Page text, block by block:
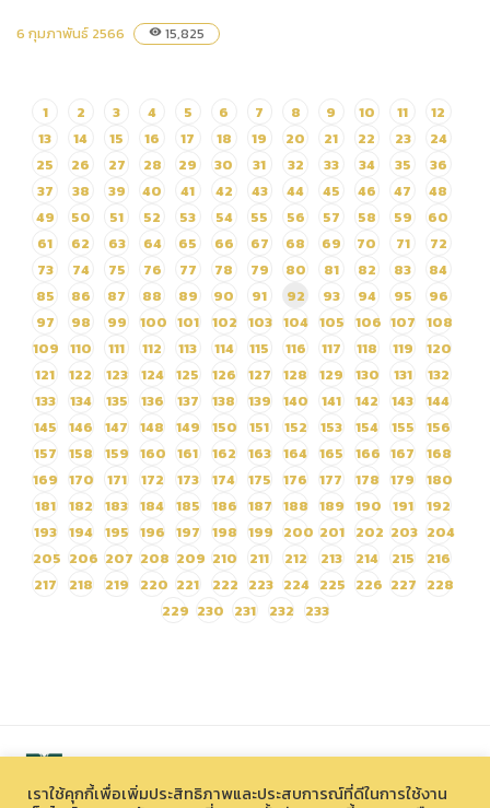
ปรับปรุงและซ่อมเเซมพื้นที่
ประกวดราคาอิเล็กทรอนิกส์
(e-bidding)
6 กุมภาพันธ์ 2566 visibility 15,825
1 2 3 4 5 6 7 8 9 10 11
12
13
14 15 16 17 18 19 20 21 22 23
24
25
26 27 28 29 30 31 32 33 34 35
36
37
38 39 40 41 42 43 44 45 46 47
48
49
50 51 52 53 54 55 56 57 58 59
60
61
62 63 64 65 66 67 68 69 70 71
72
73
74 75 76 77 78 79 80 81 82 83
84
85
86 87 88 89 90 91 92 93 94 95
96
97
98 99 100 101 102 103 104 105 106 107 108
109 110 111 112 113 114 115 116 117 118 119
120
121
122 123 124 125 126 127 128 129 130 131
132
133
134 135 136 137 138 139 140 141 142 143
144
145
146 147 148 149 150 151 152 153 154 155
156
157
158 159 160 161 162 163 164 165 166 167
168
169 170 171 172 173 174 175 176 177 178 179
180
181
182 183 184 185 186 187 188 189 190 191
192
193 194 195 196 197 198 199 200 201 202 203 204
205 206 207 208 209 210 211 212 213 214 215
216
217
218 219 220 221 222 223 224 225 226 227 228
229 230 231 232 233
เราใช้คุกกี้เพื่อเพิ่มประสิทธิภาพและประสบการณ์ที่ดีในการใช้งาน